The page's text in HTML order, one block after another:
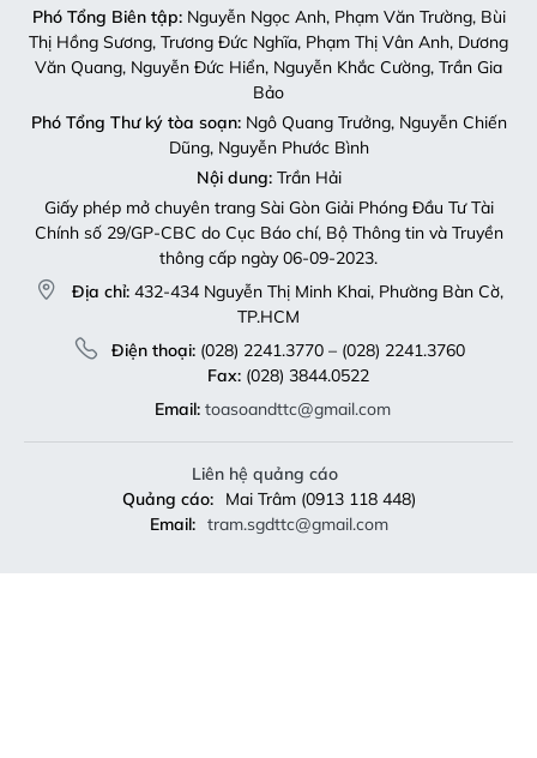
Phó Tổng Biên tập:Nguyễn Ngọc Anh, Phạm Văn Trường, Bùi
Thị Hồng Sương, Trương Đức Nghĩa, Phạm Thị Vân Anh, Dương
Văn Quang, Nguyễn Đức Hiển, Nguyễn Khắc Cường, Trần Gia
Bảo
Phó Tổng Thư ký tòa soạn:Ngô Quang Trưởng, Nguyễn Chiến
Dũng, Nguyễn Phước Bình
Nội dung:Trần Hải
Giấy phép mở chuyên trang Sài Gòn Giải Phóng Đầu Tư Tài
Chính số 29/GP-CBC do Cục Báo chí, Bộ Thông tin và Truyền
thông cấp ngày 06-09-2023.
Địa chỉ: 432-434 Nguyễn Thị Minh Khai, Phường Bàn Cờ,
TP.HCM
Điện thoại:(028) 2241.3770 – (028) 2241.3760
Fax:(028) 3844.0522
Email: toasoandttc@gmail.com
Liên hệ quảng cáo
Quảng cáo:
Mai Trâm (0913 118 448)
Email: tram.sgdttc@gmail.com